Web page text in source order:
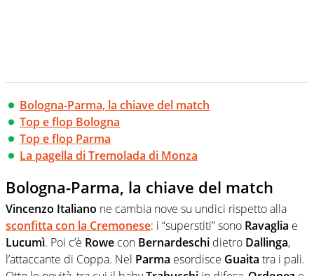
Bologna-Parma, la chiave del match
Top e flop Bologna
Top e flop Parma
La pagella di Tremolada di Monza
Bologna-Parma, la chiave del match
Vincenzo Italiano ne cambia nove su undici rispetto alla
sconfitta con la Cremonese: i “superstiti” sono Ravaglia e
Lucumì. Poi c’è Rowe con Bernardeschi dietro Dallinga,
l’attaccante di Coppa. Nel Parma esordisce Guaita tra i pali.